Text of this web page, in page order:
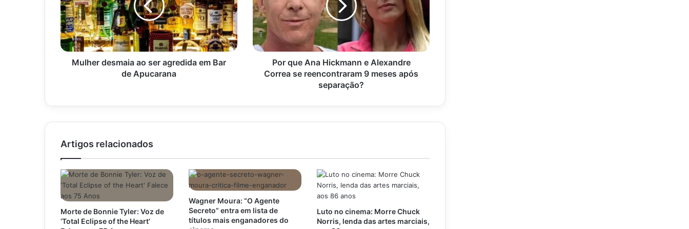
agredida
em
Bar
de
Apucarana
Mulher desmaia ao ser agredida em Bar
de Apucarana
e
Alexandre
Correa
se
reencontraram
meses
Por que Ana Hickmann e Alexandre
Correa se reencontraram 9 meses após
separação?
Artigos relacionados
Morte de Bonnie Tyler: Voz de
‘Total Eclipse of the Heart’
Wagner Moura: “O Agente
Secreto” entra em lista de
títulos mais enganadores do
Luto no cinema: Morre Chuck
Norris, lenda das artes marciais,